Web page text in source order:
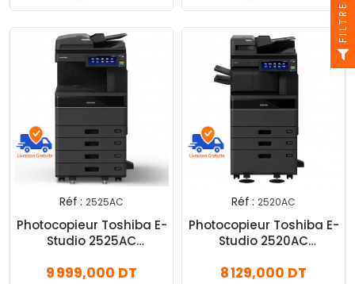
Réf : 2525AC
Photocopieur Toshiba E-
Studio 2525AC
Couleur A3
9 999,000 DT
Réf : 2520AC
Photocopieur Toshiba E-
Studio 2520AC
Couleur A3
8 129,000 DT
FILTRE